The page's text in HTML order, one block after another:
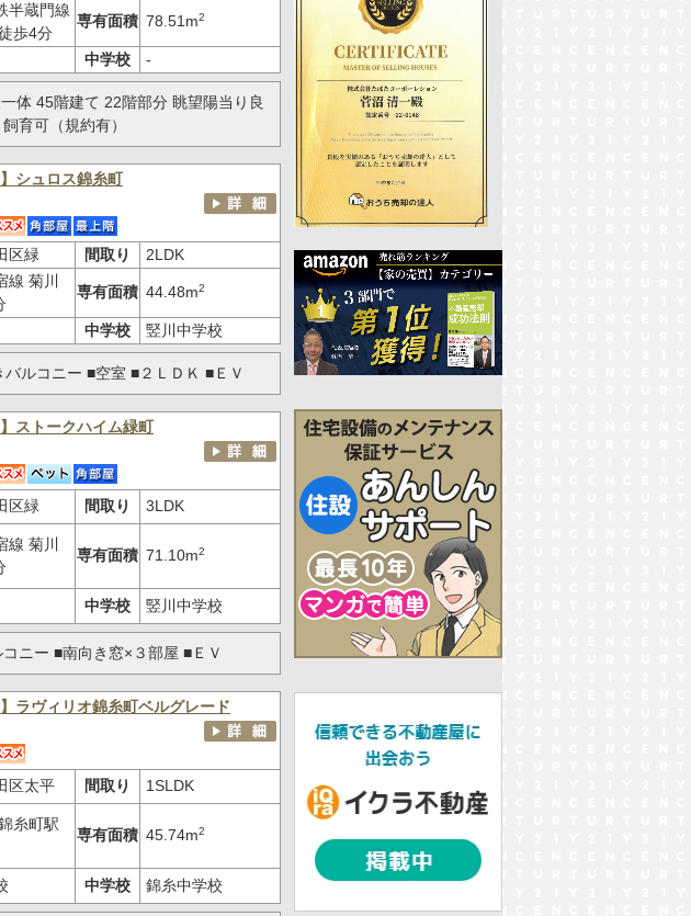
半蔵門線
歩4分
専有面積 78.51m2
中学校 -
体 45階建て 22階部分 眺望陽当り良
育可（規約有）
シュロス錦糸町
区緑 間取り 2LDK
線 菊川
専有面積 44.48m2
中学校 竪川中学校
ルコニー ■空室 ■２ＬＤＫ ■ＥＶ
ストークハイム緑町
区緑 間取り 3LDK
線 菊川
専有面積 71.10m2
中学校 竪川中学校
ニー ■南向き窓×３部屋 ■ＥＶ
ラヴィリオ錦糸町ベルグレード
区太平 間取り 1SLDK
糸町駅
専有面積 45.74m2
中学校 錦糸中学校